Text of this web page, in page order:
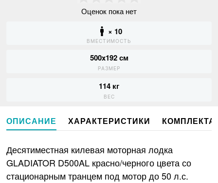
Оценок пока нет
× 10
ВМЕСТИМОСТЬ
500x192 см
РАЗМЕР
114 кг
ВЕС
ОПИСАНИЕ ХАРАКТЕРИСТИКИ
Десятиместная килевая моторная лодка
GLADIATOR D500AL красно/черного цвета со
стационарным транцем под мотор до 50 л.с.